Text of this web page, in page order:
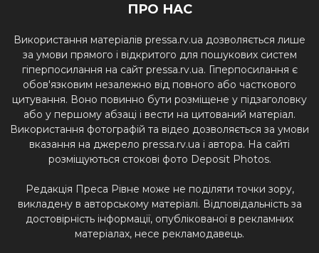
ПРО НАС
Використання матеріалів pressa.rv.ua дозволяється лише
за умови прямого і відкритого для пошукових систем
гіперпосилання на сайт pressa.rv.ua. Гіперпосилання є
обов'язковим незалежно від повного або часткового
цитування. Воно повинно бути розміщене у підзаголовку
або у першому абзаці і вести на цитований матеріал.
Використання фотографій та відео дозволяється за умови
вказання на джерело pressa.rv.ua і автора. На сайті
розміщуються стокові фото Deposit Photos.
Редакція Преса Рівне може не поділяти точки зору,
викладену в авторському матеріалі. Відповідальність за
достовірність інформації, опублікованої в рекламних
матеріалах, несе рекламодавець.